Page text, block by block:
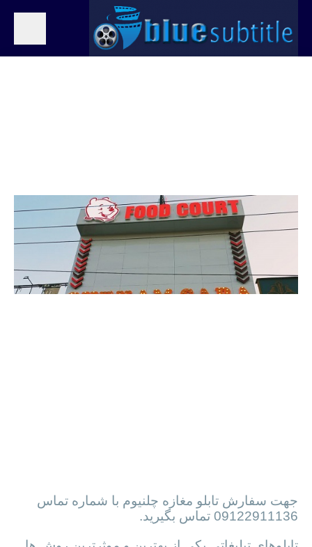
جهت سفارش تابلو مغازه چلنیوم با شماره تماس
09122911136 تماس بگیرید.